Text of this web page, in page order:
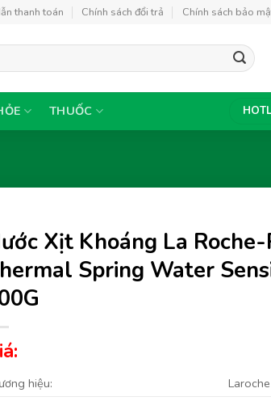
thanh toán Chính sách đổi trả Chính sách bảo
THUỐC
Xịt Khoáng La Roche-
Spring Water
hiệu: